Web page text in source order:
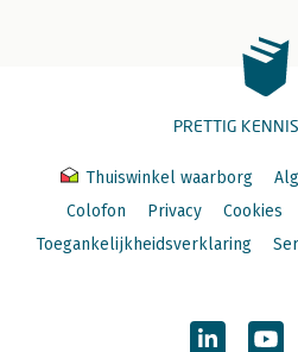
PRETTIG
Thuiswinkel waarborg
Colofon
Privacy Cookies
Toegankelijkheidsverklaring